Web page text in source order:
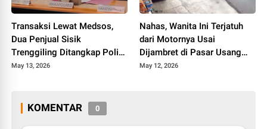
Transaksi Lewat Medsos,
Dua Penjual Sisik
Trenggiling Ditangkap Polisi
di Tanah Datar
May 13, 2026
Nahas, Wanita Ini Terjatuh
dari Motornya Usai
Dijambret di Pasar Usang
Padang Panjang
May 12, 2026
KOMENTAR 0